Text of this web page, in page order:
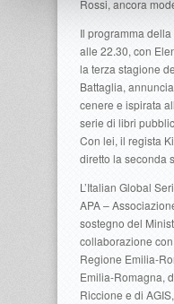
Rossi, ancora
Il programma
alle 22.30, con
la terza stagione
Battaglia,
cenere e ispirata
serie di libri
Con lei, il regista
diretto la seconda
L’Italian Global
APA –
sostegno del
collaborazione
Regione Emilia-
Emilia-Romagna,
Riccione e di